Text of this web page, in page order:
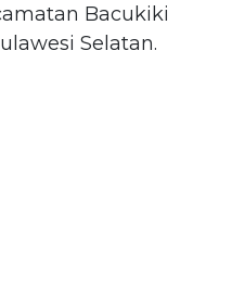
Bacukiki
Selatan.